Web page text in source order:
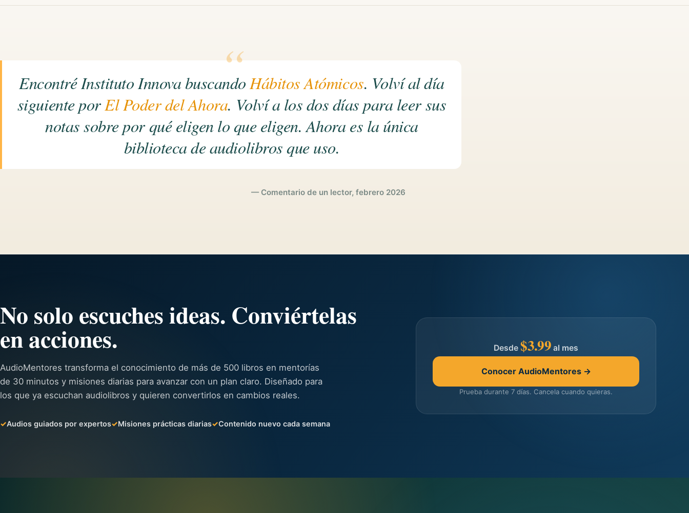
Encontré Instituto Innova buscandoHábitos Atómicos. Volví al día
siguiente porEl Poder del Ahora. Volví a los dos días para leer sus
notas sobre por qué eligen lo que eligen. Ahora es la única
biblioteca de audiolibros que uso.
— Comentario de un lector, febrero 2026
No solo escuches ideas. Conviértelas
en acciones.
AudioMentores transforma el conocimiento de más de 500 libros en mentorías
de 30 minutos y misiones diarias para avanzar con un plan claro. Diseñado para
los que ya escuchan audiolibros y quieren convertirlos en cambios reales.
Audios guiados por expertos Misiones prácticas diarias Contenido nuevo cada semana
Desde $3.99 al mes
Conocer AudioMentores →
Prueba durante 7 días. Cancela cuando quieras.